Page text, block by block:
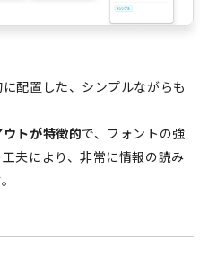
配置した、シンプルながらも
トが特徴的で、フォントの強
夫により、非常に情報の読み